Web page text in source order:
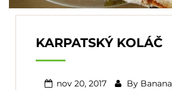
KARPATSKÝ KOLÁČ
nov 20, 2017 By Banana